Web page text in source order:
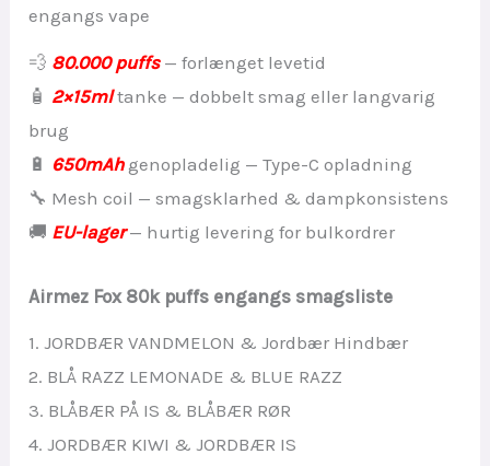
engangs vape
💨 80.000 puffs — forlænget levetid
🧴 2×15mltanke — dobbelt smag eller langvarig
brug
🔋 650mAhgenopladelig — Type-C opladning
🔧 Mesh coil — smagsklarhed & dampkonsistens
🚚 EU-lager — hurtig levering for bulkordrer
Airmez Fox 80k puffs engangs smagsliste
1. JORDBÆR VANDMELON & Jordbær Hindbær
2. BLÅ RAZZ LEMONADE & BLUE RAZZ
3. BLÅBÆR PÅ IS & BLÅBÆR RØR
4. JORDBÆR KIWI & JORDBÆR IS